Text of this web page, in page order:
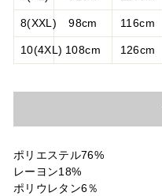
8(XXL) 98cm 116cm
10(4XL) 108cm 126cm
ポリエステル76%
レーヨン18%
ポリウレタン6％